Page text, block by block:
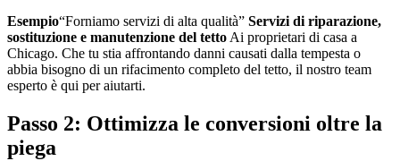
Esempio“Forniamo servizi di alta qualità” Servizi di riparazione,
sostituzione e manutenzione del tetto Ai proprietari di casa a
Chicago. Che tu stia affrontando danni causati dalla tempesta o
abbia bisogno di un rifacimento completo del tetto, il nostro team
esperto è qui per aiutarti.
Passo 2: Ottimizza le conversioni oltre la
piega